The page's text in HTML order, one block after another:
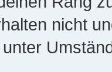
nicht